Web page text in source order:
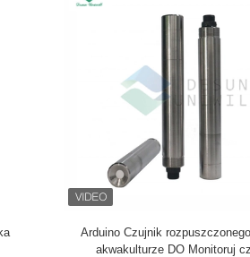
Arduino Czujnik
akwakulturze DO Monitoruj